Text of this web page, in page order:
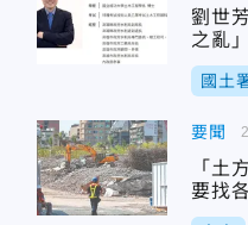
劉世
之亂
國土
要聞
「土
要找